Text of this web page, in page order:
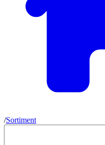
/Sortiment